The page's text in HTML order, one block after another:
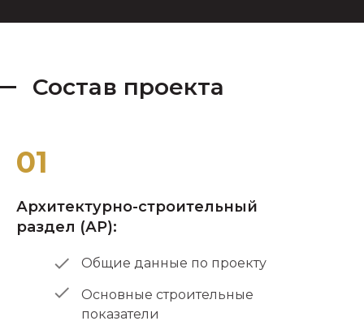
Состав проекта
Общие данные по проекту
Основные строительные
показатели
Архитектурно-строительный
раздел (АР):
01